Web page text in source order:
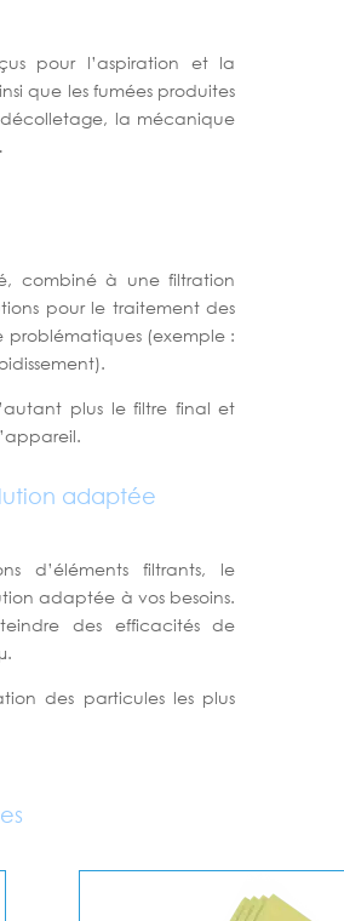
pour l’aspiration et la
que les fumées produites
la mécanique
combiné à une filtration
pour le traitement des
problématiques (exemple :
plus le filtre final et
adaptée
d’éléments filtrants, le
adaptée à vos besoins.
des efficacités de
des particules les plus